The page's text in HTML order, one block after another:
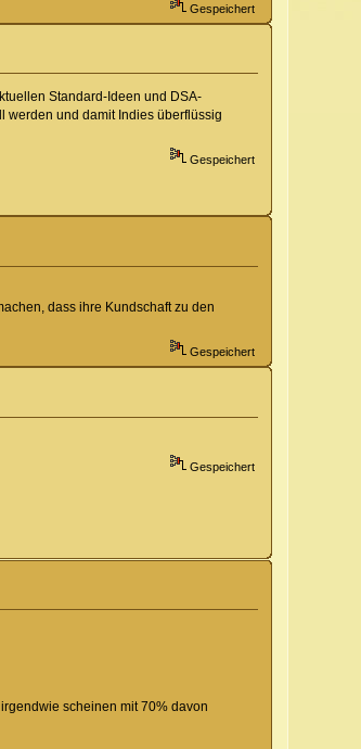
Gespeichert
Standard-Ideen und DSA-
werden und damit Indies überflüssig
Gespeichert
dass ihre Kundschaft zu den
Gespeichert
Gespeichert
scheinen mit 70% davon